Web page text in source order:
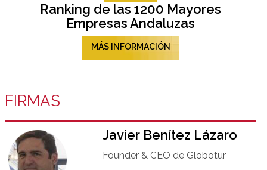
Ranking de las 1200 Mayores
Empresas Andaluzas
MÁS INFORMACIÓN
FIRMAS
Javier Benítez Lázaro
Founder & CEO de Globotur​